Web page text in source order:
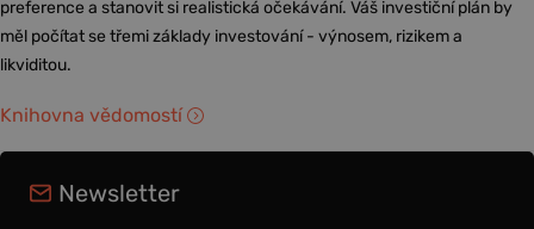
preference a stanovit si realistická očekávání. Váš investiční plán by
měl počítat se třemi základy investování - výnosem, rizikem a
likviditou.
Knihovna vědomostí
Newsletter